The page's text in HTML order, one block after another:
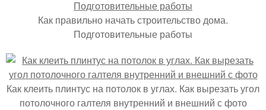
Как правильно начать строительство дома.
Подготовительные работы
Как клеить плинтус на потолок в углах. Как вырезать угол
потолочного галтеля внутренний и внешний с фото